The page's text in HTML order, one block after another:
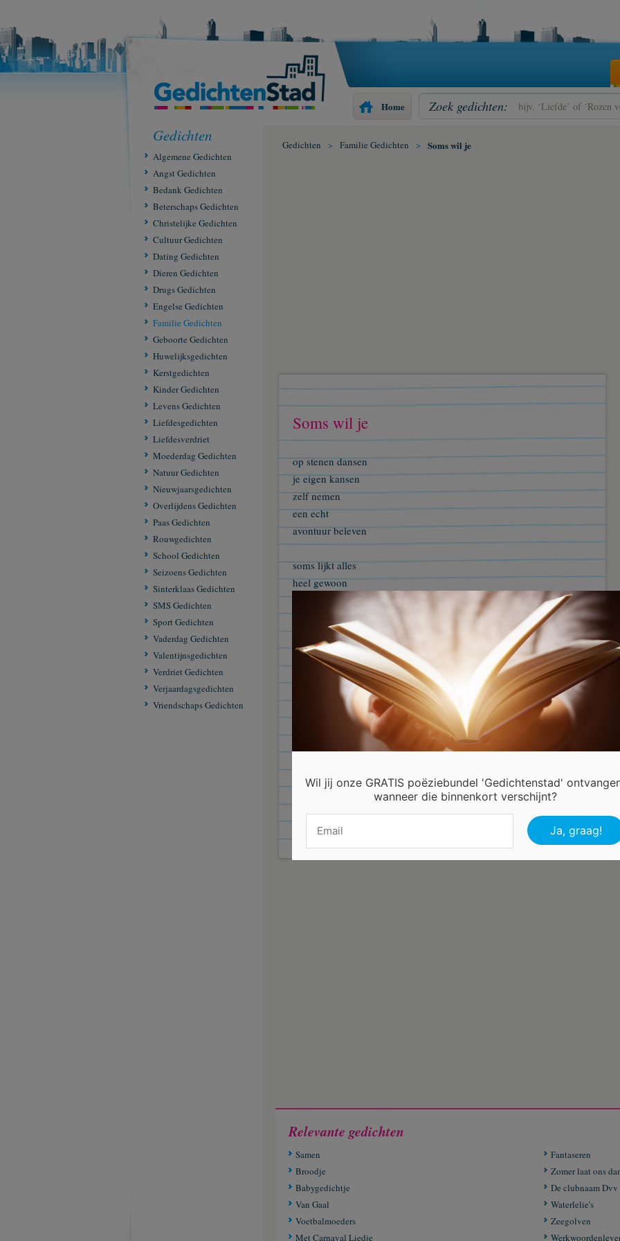
Home Zoek gedichten:
Gedichten
Algemene Gedichten
Angst Gedichten
Bedank Gedichten
Beterschaps Gedichten
Christelijke Gedichten
Cultuur Gedichten
Dating Gedichten
Dieren Gedichten
Drugs Gedichten
Engelse Gedichten
Familie Gedichten
Geboorte Gedichten
Huwelijksgedichten
Kerstgedichten
Kinder Gedichten
Levens Gedichten
Liefdesgedichten
Liefdesverdriet
Moederdag Gedichten
Natuur Gedichten
Nieuwjaarsgedichten
Overlijdens Gedichten
Paas Gedichten
Rouwgedichten
School Gedichten
Seizoens Gedichten
Sinterklaas Gedichten
SMS Gedichten
Sport Gedichten
Vaderdag Gedichten
Valentijnsgedichten
Verdriet Gedichten
Verjaardagsgedichten
Vriendschaps Gedichten
Gedichten > Familie Gedichten > Soms wil je
Soms wil je
op stenen dansen
je eigen kansen
zelf nemen
een echt
avontuur beleven
soms lijkt alles
heel gewoon
en loopt de dag
vanzelf voorbij
dan wil je dansen
eender waar
het ritme klinkt
al ging de dag
Van Hees Annie Belgie
Relevante gedichten
Samen
Broodje
Babygedichtje
Van Gaal
Voetbalmoeders
Met Carnaval Liedje
Fantaseren
Zomer laat ons
De clubnaam Dvv
Waterlelie's
Zeegolven
Wil jij onze GRATIS poëziebundel 'Gedichtenstad'
wanneer die binnenkort verschijnt?